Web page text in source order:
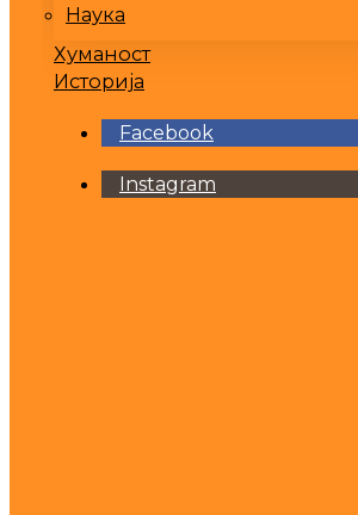
Наука
Хуманост
Историја
Facebook
Instagram